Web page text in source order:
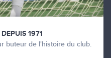
1971
buteur de l'histoire du club.